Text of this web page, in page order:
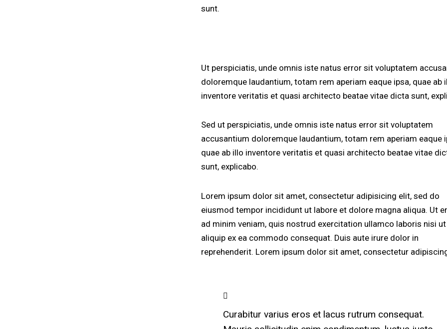
sunt.
Ut perspiciatis, unde omnis iste natus error sit voluptatem
doloremque laudantium, totam rem aperiam eaque ipsa, quae ab
inventore veritatis et quasi architecto beatae vitae dicta sunt,
Sed ut perspiciatis, unde omnis iste natus error sit voluptatem
accusantium doloremque laudantium, totam rem aperiam eaque
quae ab illo inventore veritatis et quasi architecto beatae vitae
sunt, explicabo.
Lorem ipsum dolor sit amet, consectetur adipisicing elit, sed do
eiusmod tempor incididunt ut labore et dolore magna aliqua. Ut
ad minim veniam, quis nostrud exercitation ullamco laboris nisi ut
aliquip ex ea commodo consequat. Duis aute irure dolor in
reprehenderit. Lorem ipsum dolor sit amet, consectetur
Curabitur varius eros et lacus rutrum consequat.